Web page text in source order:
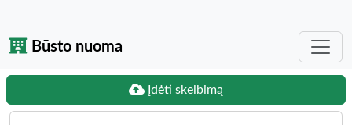
Būsto nuoma
Įdėti skelbimą